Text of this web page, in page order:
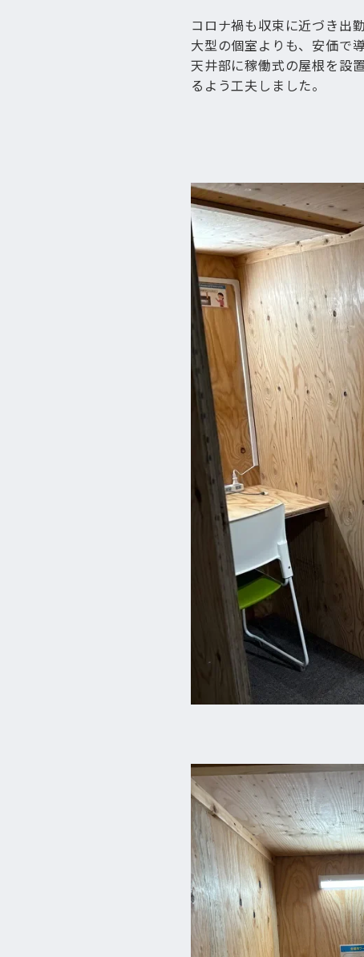
コロナ禍も収束に近づき出
大型の個室よりも、安価で
天井部に稼働式の屋根を設
るよう工夫しました。